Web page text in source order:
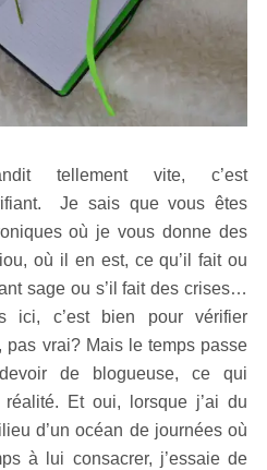
tellement vite, c’est
Je sais que vous êtes
où je vous donne des
où il en est, ce qu’il fait ou
sage ou s’il fait des crises…
ici, c’est bien pour vérifier
pas vrai? Mais le temps passe
de blogueuse, ce qui
Et oui, lorsque j’ai du
d’un océan de journées où
à lui consacrer, j’essaie de